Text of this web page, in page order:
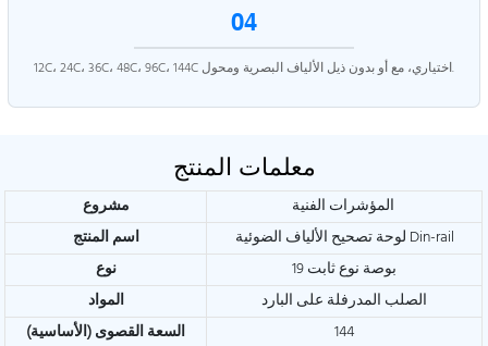
04
12C، 24C، 36C، 48C، 96C، 144C اختياري، مع أو بدون ذيل الألياف البصرية ومحول.
معلمات المنتج
مشروع
اسم المنتج
لوحة تصحيح الألياف الضوئية Din-rail
نوع
19 بوصة نوع ثابت
المواد
الصلب المدرفلة على البارد
السعة القصوى (الأساسية)
144